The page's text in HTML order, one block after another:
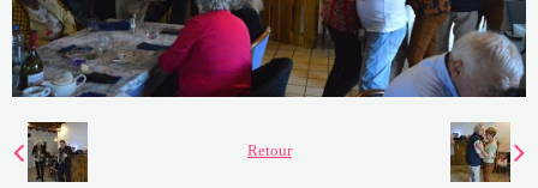
Discographie
Espace Adhérents
Retour